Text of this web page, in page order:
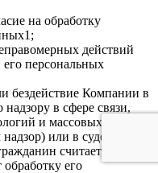
на обработку
действий
персональных
бездействие Компании в
в сфере связи,
и массовых
или в судебном
считает, что
его